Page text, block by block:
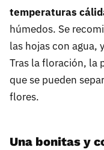
temperaturas
húmedos. Se
las hojas con agua,
Tras la floración, la
que se pueden
flores.
Una bonitas y